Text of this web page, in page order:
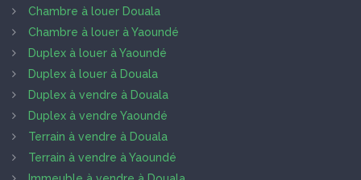
Chambre à louer Douala
Chambre à louer à Yaoundé
Duplex à louer à Yaoundé
Duplex à louer à Douala
Duplex à vendre à Douala
Duplex à vendre Yaoundé
Terrain à vendre à Douala
Terrain à vendre à Yaoundé